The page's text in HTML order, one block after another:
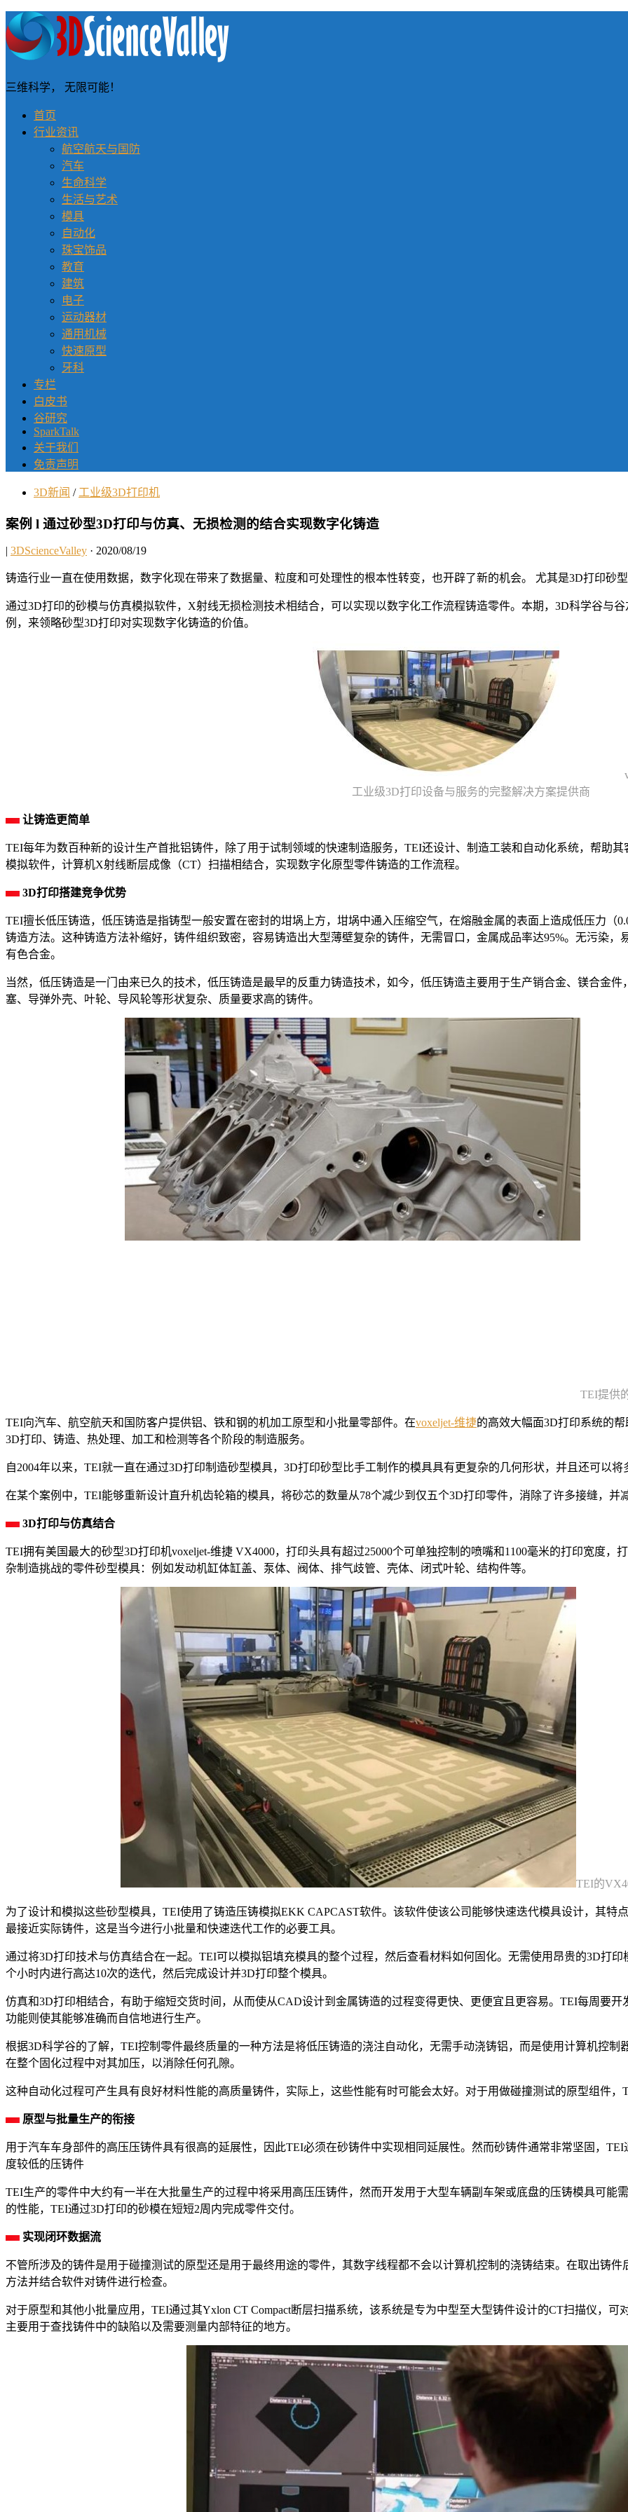
三维科学， 无限可能！
首页
行业资讯
航空航天与国防
汽车
生命科学
生活与艺术
模具
自动化
珠宝饰品
教育
建筑
电子
运动器材
通用机械
快速原型
牙科
专栏
白皮书
谷研究
SparkTalk
关于我们
免责声明
3D新闻 / 工业级3D打印机
案例 l 通过砂型3D打印与仿真、无损检测的结合实现数字化铸造
| 3DScienceValley · 2020/08/19
铸造行业一直在使用数据，数字化现在带来了数据量、粒度和可处理性的根本性转变，也开辟了新的机会。 尤其是3D打印砂
通过3D打印的砂模与仿真模拟软件，X射线无损检测技术相结合，可以实现以数字化工作流程铸造零件。本期，3D科学谷与
例，来领略砂型3D打印对实现数字化铸造的价值。
工业级3D打印设备与服务的完整解决方案提供商
让铸造更简单
TEI每年为数百种新的设计生产首批铝铸件，除了用于试制领域的快速制造服务，TEI还设计、制造工装和自动化系统，帮助
模拟软件，计算机X射线断层成像（CT）扫描相结合，实现数字化原型零件铸造的工作流程。
3D打印搭建竞争优势
TEI擅长低压铸造，低压铸造是指铸型一般安置在密封的坩埚上方，坩埚中通入压缩空气，在熔融金属的表面上造成低压力（
铸造方法。这种铸造方法补缩好，铸件组织致密，容易铸造出大型薄壁复杂的铸件，无需冒口，金属成品率达95%。无污染
有色合金。
当然，低压铸造是一门由来已久的技术，低压铸造是最早的反重力铸造技术，如今，低压铸造主要用于生产销合金、镁合金
塞、导弹外壳、叶轮、导风轮等形状复杂、质量要求高的铸件。
TEI提供
TEI向汽车、航空航天和国防客户提供铝、铁和钢的机加工原型和小批量零部件。在voxeljet-维捷的高效大幅面3D打印系统的
3D打印、铸造、热处理、加工和检测等各个阶段的制造服务。
自2004年以来，TEI就一直在通过3D打印制造砂型模具，3D打印砂型比手工制作的模具具有更复杂的几何形状，并且还可以将
在某个案例中，TEI能够重新设计直升机齿轮箱的模具，将砂芯的数量从78个减少到仅五个3D打印零件，消除了许多接缝，并
3D打印与仿真结合
TEI拥有美国最大的砂型3D打印机voxeljet-维捷 VX4000，打印头具有超过25000个可单独控制的喷嘴和1100毫米的打印宽度
杂制造挑战的零件砂型模具：例如发动机缸体缸盖、泵体、阀体、排气歧管、壳体、闭式叶轮、结构件等。
TEI的
为了设计和模拟这些砂型模具，TEI使用了铸造压铸模拟EKK CAPCAST软件。该软件使该公司能够快速迭代模具设计，其特
最接近实际铸件，这是当今进行小批量和快速迭代工作的必要工具。
通过将3D打印技术与仿真结合在一起。TEI可以模拟铝填充模具的整个过程，然后查看材料如何固化。无需使用昂贵的3D打
个小时内进行高达10次的迭代，然后完成设计并3D打印整个模具。
仿真和3D打印相结合，有助于缩短交货时间，从而使从CAD设计到金属铸造的过程变得更快、更便宜且更容易。TEI每周要
功能则使其能够准确而自信地进行生产。
根据3D科学谷的了解，TEI控制零件最终质量的一种方法是将低压铸造的浇注自动化，无需手动浇铸铝，而是使用计算机控
在整个固化过程中对其加压，以消除任何孔隙。
这种自动化过程可产生具有良好材料性能的高质量铸件，实际上，这些性能有时可能会太好。对于用做碰撞测试的原型组件，
原型与批量生产的衔接
用于汽车车身部件的高压压铸件具有很高的延展性，因此TEI必须在砂铸件中实现相同延展性。然而砂铸件通常非常坚固，
度较低的压铸件
TEI生产的零件中大约有一半在大批量生产的过程中将采用高压压铸件，然而开发用于大型车辆副车架或底盘的压铸模具可能
的性能，TEI通过3D打印的砂模在短短2周内完成零件交付。
实现闭环数据流
不管所涉及的铸件是用于碰撞测试的原型还是用于最终用途的零件，其数字线程都不会以计算机控制的浇铸结束。在取出铸
方法并结合软件对铸件进行检查。
对于原型和其他小批量应用，TEI通过其Yxlon CT Compact断层扫描系统，该系统是专为中型至大型铸件设计的CT扫描仪，可
主要用于查找铸件中的缺陷以及需要测量内部特征的地方。